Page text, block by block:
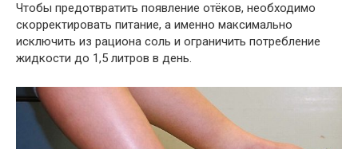
Чтобы предотвратить появление отёков, необходимо
скорректировать питание, а именно максимально
исключить из рациона соль и ограничить потребление
жидкости до 1,5 литров в день.